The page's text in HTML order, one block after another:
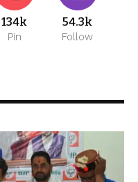
134k
Pin
54.3k
Follow